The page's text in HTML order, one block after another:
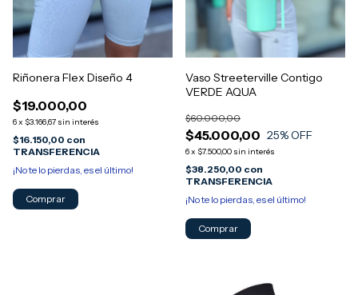
Riñonera Flex Diseño 4
$19.000,00
6x $3.166,67 sin interés
$16.150,00 con
TRANSFERENCIA
¡No te lo pierdas, es el último!
Vaso Streeterville Contigo
VERDE AQUA
$45.000,00
$60.000,00
25% OFF
6x $7.500,00 sin interés
$38.250,00 con
TRANSFERENCIA
¡No te lo pierdas, es el último!